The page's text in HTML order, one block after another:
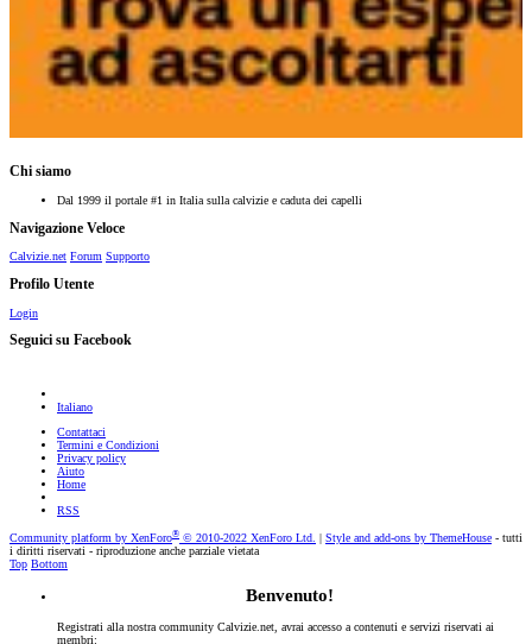
Chi siamo
Dal 1999 il portale #1 in Italia sulla calvizie e caduta dei capelli
Navigazione Veloce
Calvizie.net Forum Supporto
Profilo Utente
Login
Seguici su Facebook
Italiano
Contattaci
Termini e Condizioni
Privacy policy
Aiuto
Home
RSS
Community platform by XenForo® © 2010-2022 XenForo Ltd. Style and add-ons by ThemeHouse - tutti
i diritti riservati - riproduzione anche parziale vietata
Top Bottom
Benvenuto!
Registrati alla nostra community Calvizie.net, avrai accesso a contenuti e servizi riservati ai
membri: